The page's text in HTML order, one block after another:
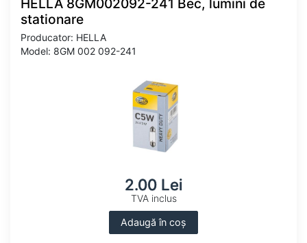
HELLA 8GM002092-241 Bec, lumini de
stationare
Producator: HELLA
Model: 8GM 002 092-241
2.00 Lei
TVA inclus
Adaugă în coș